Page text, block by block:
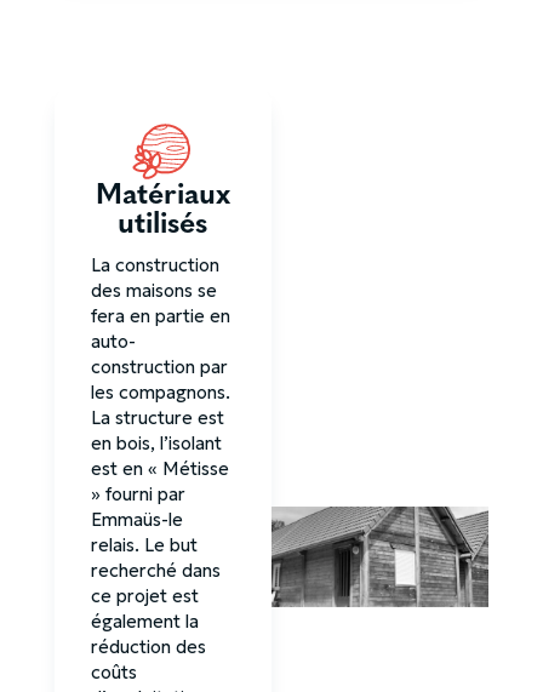
Matériaux
utilisés
La construction
des maisons se
fera en partie en
auto-
construction par
les compagnons.
La structure est
en bois, l’isolant
est en « Métisse
» fourni par
Emmaüs-le
relais. Le but
recherché dans
ce projet est
également la
réduction des
coûts